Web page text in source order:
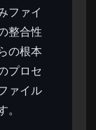
ファイ
整合性
の根本
プロセ
ァイル